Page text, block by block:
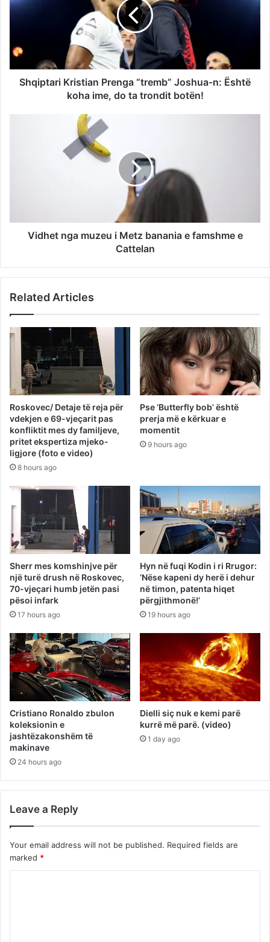
Shqiptari Kristian Prenga “tremb” Joshua-n: Është
koha ime, do ta trondit botën!
Vidhet nga muzeu i Metz banania e famshme e
Cattelan
Related Articles
Roskovec/ Detaje të reja për
vdekjen e 69-vjeçarit pas
konfliktit mes dy familjeve,
pritet ekspertiza mjeko-
ligjore (foto e video)
8 hours ago
Pse ‘Butterfly bob’ është
prerja më e kërkuar e
momentit
9 hours ago
Sherr mes komshinjve për
një turë drush në Roskovec,
70-vjeçari humb jetën pasi
pësoi infark
17 hours ago
Hyn në fuqi Kodin i ri Rrugor:
‘Nëse kapeni dy herë i dehur
në timon, patenta hiqet
përgjithmonë!’
19 hours ago
Cristiano Ronaldo zbulon
koleksionin e
jashtëzakonshëm të
makinave
24 hours ago
Dielli siç nuk e kemi parë
kurrë më parë. (video)
1 day ago
Leave a Reply
Your email address will not be published. Required fields are
marked *